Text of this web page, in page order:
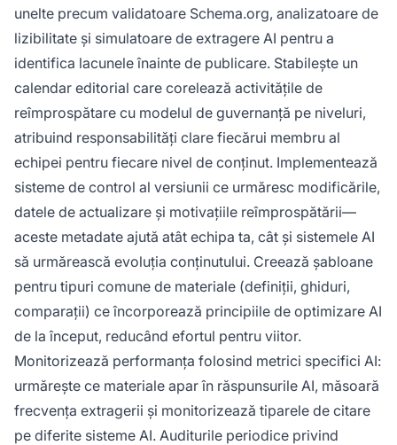
unelte precum validatoare Schema.org, analizatoare de
lizibilitate și simulatoare de extragere AI pentru a
identifica lacunele înainte de publicare. Stabilește un
calendar editorial care corelează activitățile de
reîmprospătare cu modelul de guvernanță pe niveluri,
atribuind responsabilități clare fiecărui membru al
echipei pentru fiecare nivel de conținut. Implementează
sisteme de control al versiunii ce urmăresc modificările,
datele de actualizare și motivațiile reîmprospătării—
aceste metadate ajută atât echipa ta, cât și sistemele AI
să urmărească evoluția conținutului. Creează șabloane
pentru tipuri comune de materiale (definiții, ghiduri,
comparații) ce încorporează principiile de optimizare AI
de la început, reducând efortul pentru viitor.
Monitorizează performanța folosind metrici specifici AI:
urmărește ce materiale apar în răspunsurile AI, măsoară
frecvența extragerii și monitorizează tiparele de citare
pe diferite sisteme AI. Auditurile periodice privind